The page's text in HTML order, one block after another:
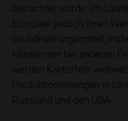
betrachtet wurde. Im
Europäer jedoch ihren
Grundnahrungsmittel,
Missernten bei anderen
werden Kartoffeln
Produktionsmengen in
Russland und den USA.